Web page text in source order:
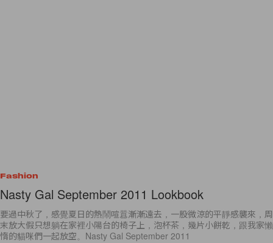
Fashion
Nasty Gal September 2011 Lookbook
要過中秋了，感覺夏日的熱鬧喧囂漸漸遠去，一股微涼的平靜感襲來，周
末放大假只想躺在家裡小陽台的椅子上，泡杯茶，幾片小餅乾，跟我家懶
惰的貓咪們一起放空。Nasty Gal September 2011